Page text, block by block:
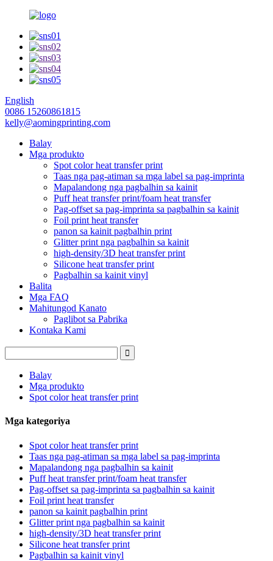
English
0086 15260861815
kelly@aomingprinting.com
Balay
Mga produkto
Spot color heat transfer print
Taas nga pag-atiman sa mga label sa pag-imprinta
Mapalandong nga pagbalhin sa kainit
Puff heat transfer print/foam heat transfer
Pag-offset sa pag-imprinta sa pagbalhin sa kainit
Foil print heat transfer
panon sa kainit pagbalhin print
Glitter print nga pagbalhin sa kainit
high-density/3D heat transfer print
Silicone heat transfer print
Pagbalhin sa kainit vinyl
Balita
Mga FAQ
Mahitungod Kanato
Paglibot sa Pabrika
Kontaka Kami
Balay
Mga produkto
Spot color heat transfer print
Mga kategoriya
Spot color heat transfer print
Taas nga pag-atiman sa mga label sa pag-imprinta
Mapalandong nga pagbalhin sa kainit
Puff heat transfer print/foam heat transfer
Pag-offset sa pag-imprinta sa pagbalhin sa kainit
Foil print heat transfer
panon sa kainit pagbalhin print
Glitter print nga pagbalhin sa kainit
high-density/3D heat transfer print
Silicone heat transfer print
Pagbalhin sa kainit vinyl